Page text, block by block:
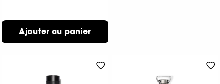
Ajouter au panier